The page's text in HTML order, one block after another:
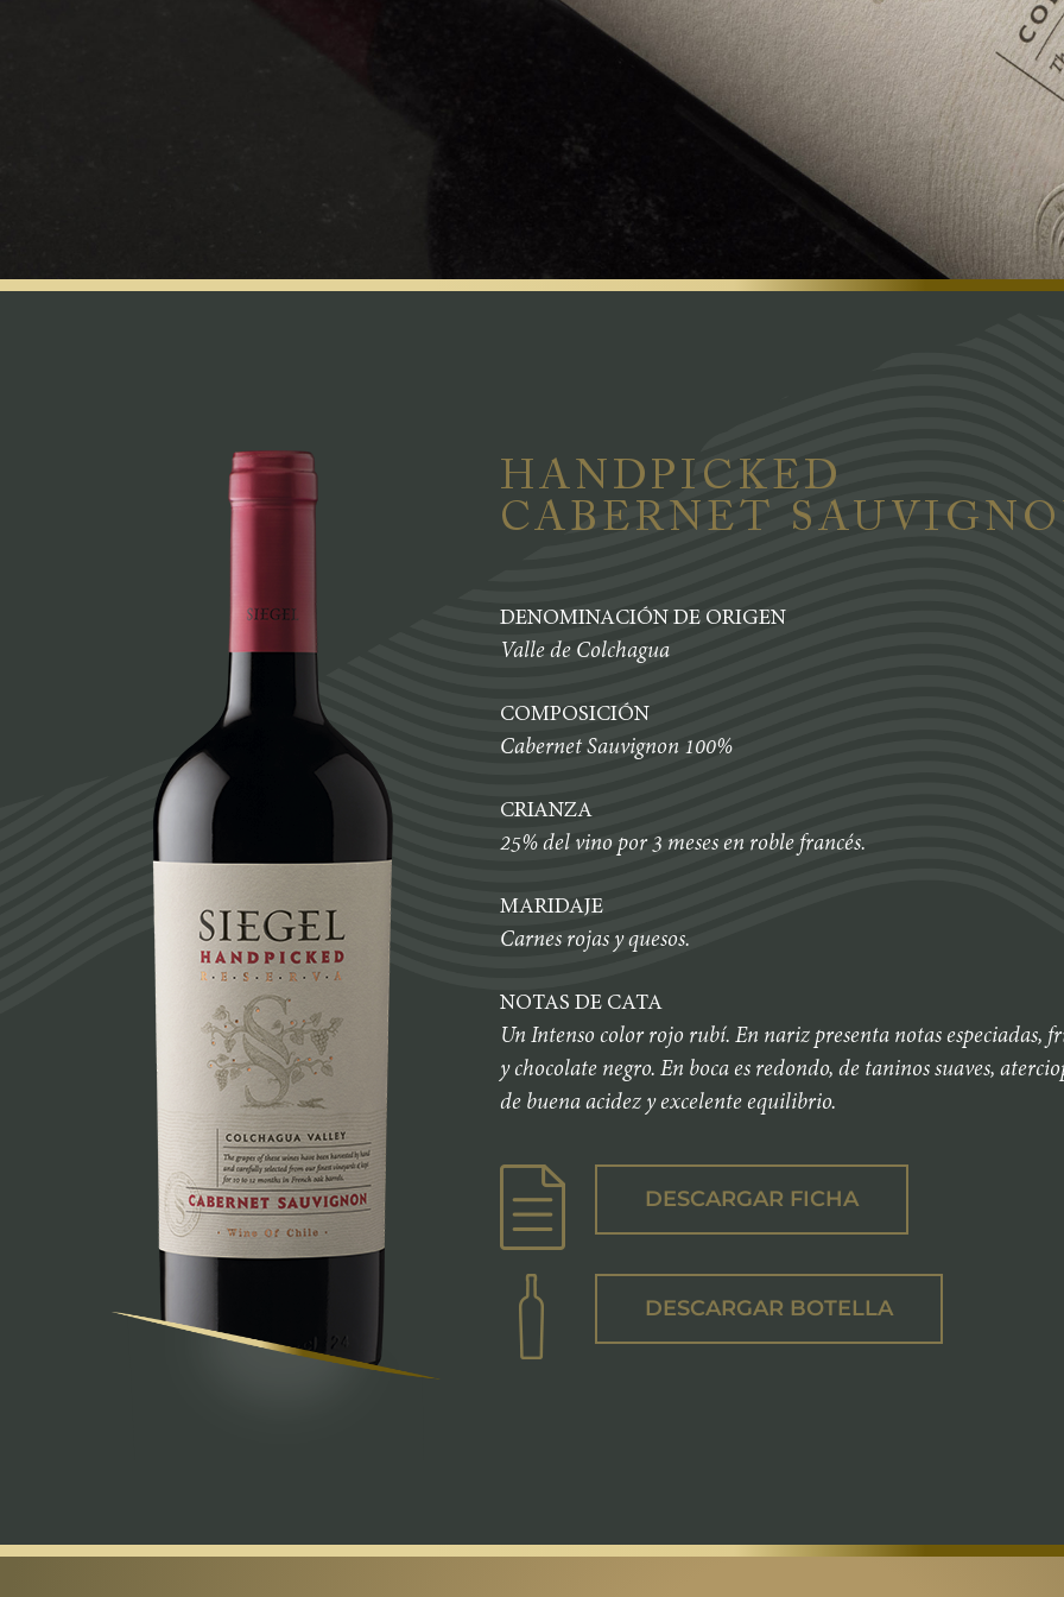
HANDPICKED
CABERNET
DENOMINACIÓN DE ORIGEN
Valle de Colchagua
COMPOSICIÓN
Cabernet Sauvignon 100%
CRIANZA
25% del vino por 3 meses en roble francés.
MARIDAJE
Carnes rojas y quesos.
NOTAS DE CATA
Un Intenso color rojo rubí. En nariz presenta notas especiadas,
y chocolate negro. En boca es redondo, de taninos suaves,
de buena acidez y excelente equilibrio.
DESCARGAR FICHA
DESCARGAR BOTELLA